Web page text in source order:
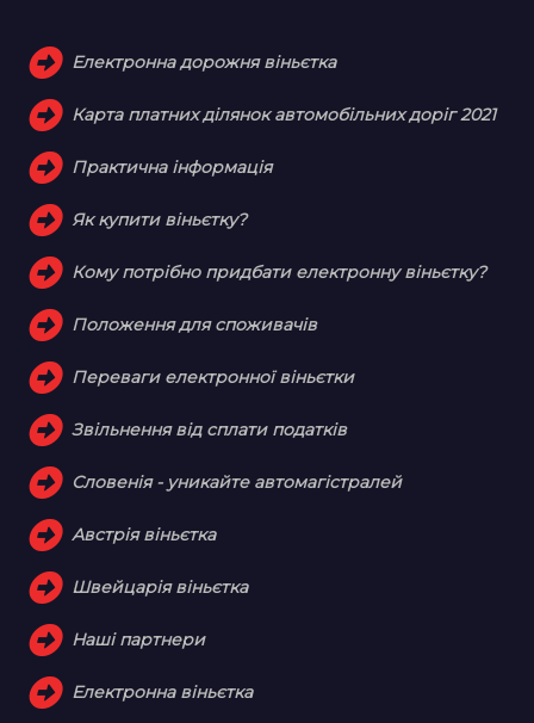
Електронна дорожня віньєтка
Карта платних ділянок автомобільних доріг 2021
Практична інформація
Як купити віньєтку?
Кому потрібно придбати електронну віньєтку?
Положення для споживачів
Переваги електронної віньєтки
Звільнення від сплати податків
Словенія - уникайте автомагістралей
Австрія віньєтка
Швейцарія віньєтка
Наші партнери
Електронна віньєтка